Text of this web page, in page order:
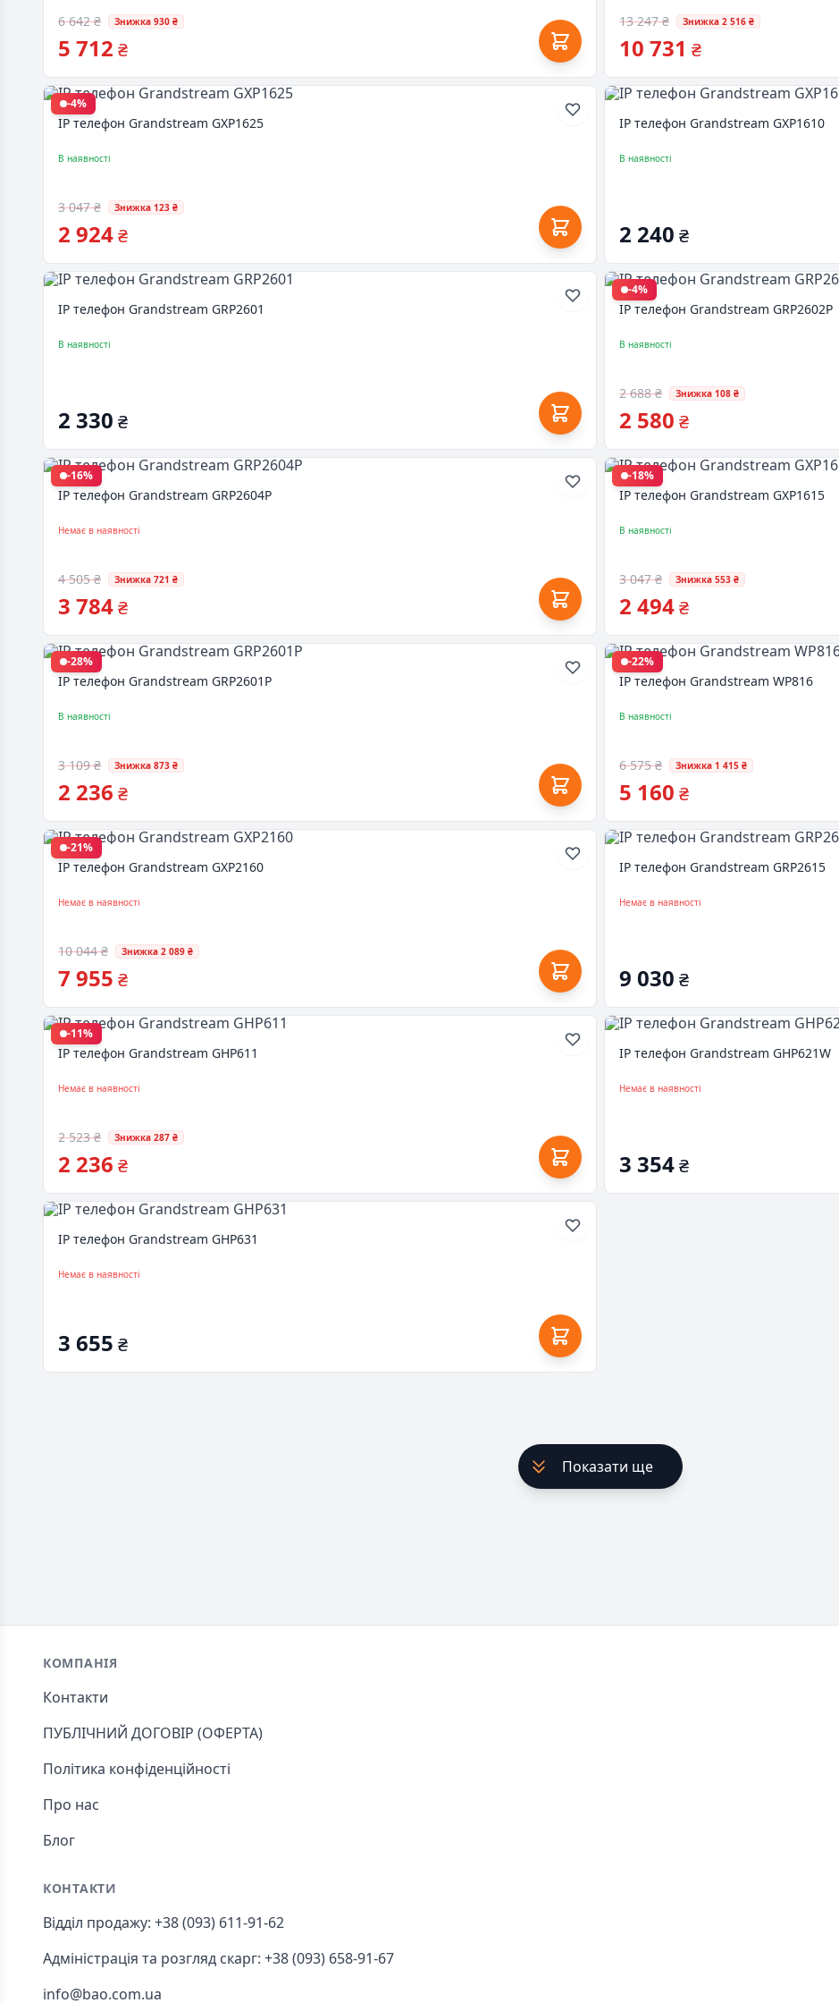
6 642 ₴ Знижка 930 ₴
5 712 ₴
13 247 ₴ Знижка 2 516 ₴
10 731 ₴
-4%
IP телефон Grandstream GXP1625
В наявності
3 047 ₴ Знижка 123 ₴
2 924₴
IP телефон Grandstream GXP1610
В наявності
2 240 ₴
IP телефон Grandstream GRP2601
В наявності
2 330 ₴
-4%
IP телефон Grandstream GRP2602P
В наявності
2 688 ₴ Знижка 108 ₴
2 580 ₴
-16%
IP телефон Grandstream GRP2604P
Немає в наявності
4 505 ₴ Знижка 721 ₴
3 784₴
-18%
IP телефон Grandstream GXP1615
В наявності
3 047 ₴ Знижка 553 ₴
2 494₴
-28%
IP телефон Grandstream GRP2601P
В наявності
3 109 ₴ Знижка 873 ₴
2 236 ₴
-22%
IP телефон Grandstream WP816
В наявності
6 575 ₴ Знижка 1 415 ₴
5 160 ₴
-21%
IP телефон Grandstream GXP2160
Немає в наявності
10 044 ₴ Знижка 2 089 ₴
7 955 ₴
IP телефон Grandstream GRP2615
Немає в наявності
9 030 ₴
-11%
IP телефон Grandstream GHP611
Немає в наявності
2 523 ₴ Знижка 287 ₴
2 236 ₴
IP телефон Grandstream GHP621W
Немає в наявності
3 354₴
IP телефон Grandstream GHP631
Немає в наявності
3 655 ₴
Показати ще
Footer
КОМПАНІЯ
Контакти
ПУБЛІЧНИЙ ДОГОВІР (ОФЕРТА)
Політика конфіденційності
Про нас
Блог
КОНТАКТИ
Відділ продажу: +38 (093) 611-91-62
Адміністрація та розгляд скарг: +38 (093) 658-91-67
info@bao.com.ua